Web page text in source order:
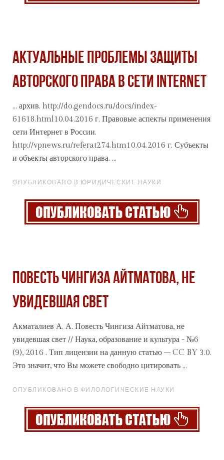
Актуальные проблемы защиты
авторского права в сети internet
... архив. http://do.gendocs.ru/docs/index-
61618.html10.04.2016 г. Правовые аспекты применения
сети Интернет в России.
http://vpnews.ru/referat274.htm10.04.2016 г. Субъекты
и объекты авторского права. ...
ОПУБЛИКОВАНО В ЮРИДИЧЕСКИЕ НАУКИ
Повесть Чингиза Айтматова, не
увидевшая свет
Акматалиев А. А. Повесть Чингиза Айтматова, не
увидевшая свет // Наука, образование и культура - №6
(9), 2016 . Тип лицензии на данную статью – CC BY 3.0.
Это значит, что Вы можете свободно цитировать ...
ОПУБЛИКОВАНО В ФИЛОЛОГИЧЕСКИЕ НАУКИ